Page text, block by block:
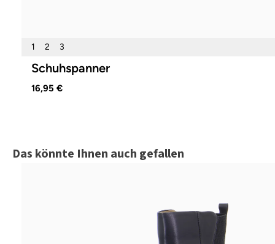
1 2 3
Schuhspanner
16,95 €
Produktgalerie überspringen
Das könnte Ihnen auch gefallen